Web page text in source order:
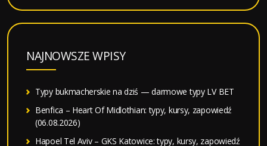
NAJNOWSZE WPISY
Typy bukmacherskie na dziś — darmowe typy LV BET
Benfica – Heart Of Midlothian: typy, kursy, zapowiedź
(06.08.2026)
Hapoel Tel Aviv – GKS Katowice: typy, kursy, zapowiedź